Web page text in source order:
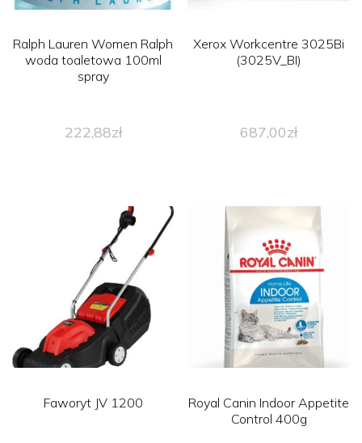
Ralph Lauren Women Ralph
woda toaletowa 100ml
spray
222,88zł
Xerox Workcentre 3025Bi
(3025V_BI)
687,00zł
Faworyt JV 1200
Royal Canin Indoor Appetite
Control 400g